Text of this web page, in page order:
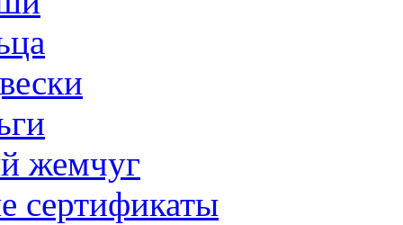
жемчуг
сертификаты